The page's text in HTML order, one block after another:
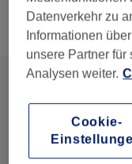
Nicht gefunden
Alle Services
Alle
Datenverkehr zu
Informationen
unsere Partner für
Analysen weiter.
Cookie-